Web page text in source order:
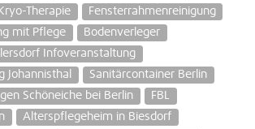
Kryo-Therapie
Fensterrahmenreinigung
mit Pflege
Bodenverleger
Infoveranstaltung
Johannisthal
Sanitärcontainer Berlin
Schöneiche bei Berlin
FBL
Alterspflegeheim in Biesdorf